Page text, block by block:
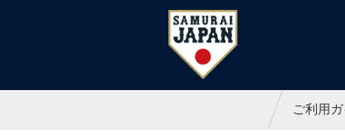
パンオフィシャルオンライ
ご利用